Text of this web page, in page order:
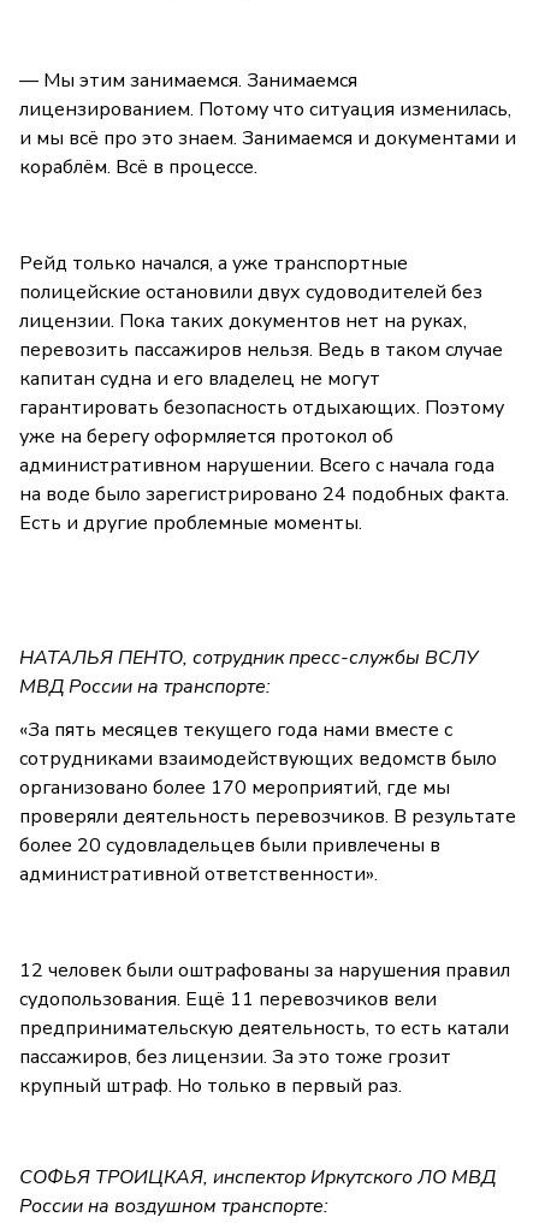
— Мы этим занимаемся. Занимаемся
лицензированием. Потому что ситуация изменилась,
и мы всё про это знаем. Занимаемся и документами и
кораблём. Всё в процессе.
Рейд только начался, а уже транспортные
полицейские остановили двух судоводителей без
лицензии. Пока таких документов нет на руках,
перевозить пассажиров нельзя. Ведь в таком случае
капитан судна и его владелец не могут
гарантировать безопасность отдыхающих. Поэтому
уже на берегу оформляется протокол об
административном нарушении. Всего с начала года
на воде было зарегистрировано 24 подобных факта.
Есть и другие проблемные моменты.
НАТАЛЬЯ ПЕНТО, сотрудник пресс-службы ВСЛУ
МВД России на транспорте:
«За пять месяцев текущего года нами вместе с
сотрудниками взаимодействующих ведомств было
организовано более 170 мероприятий, где мы
проверяли деятельность перевозчиков. В результате
более 20 судовладельцев были привлечены в
административной ответственности».
12 человек были оштрафованы за нарушения правил
судопользования. Ещё 11 перевозчиков вели
предпринимательскую деятельность, то есть катали
пассажиров, без лицензии. За это тоже грозит
крупный штраф. Но только в первый раз.
СОФЬЯ ТРОИЦКАЯ, инспектор Иркутского ЛО МВД
России на воздушном транспорте: